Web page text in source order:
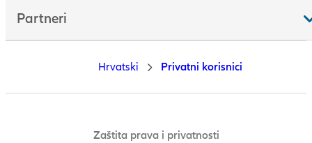
Partneri
Zaštita prava i privatnosti
Hrvatski Privatni korisnici